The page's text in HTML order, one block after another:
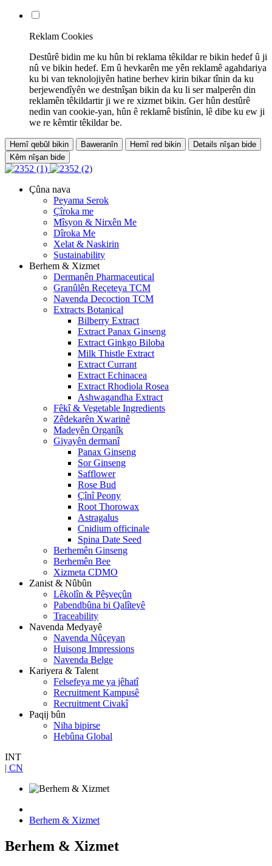
Reklam Cookies
Destûrê bidin me ku hûn bi reklama têkildar re bikin hedef û ji
nû ve bikin hedef. Em û hevkarên me yên reklamê agahdariya
ku bi van teknolojiyên hatine berhev kirin bikar tînin da ku
berjewendîyên we destnîşan bikin da ku li ser malperên din
reklamên têkildartir ji we re xizmet bikin. Ger hûn destûrê
nedin van cookie-yan, hûn ê reklamê bistînin, lê dibe ku ew ji
we re kêmtir têkildar be.
Hemî qebûl bikin Baweranîn Hemî red bikin
Details nîşan bide
Kêm nîşan bide
Çûna nava
Peyama Serok
Çîroka me
Mîsyon & Nirxên Me
Dîroka Me
Xelat & Naskirin
Sustainability
Berhem & Xizmet
Dermanên Pharmaceutical
Granûlên Reçeteya TCM
Navenda Decoction TCM
Extracts Botanical
Bilberry Extract
Extract Panax Ginseng
Extract Ginkgo Biloba
Milk Thistle Extract
Extract Currant
Extract Echinacea
Extract Rhodiola Rosea
Ashwagandha Extract
Fêkî & Vegetable Ingredients
Zêdekarên Xwarinê
Madeyên Organîk
Giyayên dermanî
Panax Ginseng
Sor Ginseng
Safflower
Rose Bud
Çînî Peony
Root Thorowax
Astragalus
Cnidium officinale
Spina Date Seed
Berhemên Ginseng
Berhemên Bee
Xizmeta CDMO
Zanist & Nûbûn
Lêkolîn & Pêşveçûn
Pabendbûna bi Qalîteyê
Traceability
Navenda Medyayê
Navenda Nûçeyan
Huisong Impressions
Navenda Belge
Kariyera & Talent
Felsefeya me ya jêhatî
Recruitment Kampusê
Recruitment Civakî
Paqij bûn
Niha bipirse
Hebûna Global
INT
| CN
Berhem & Xizmet
Berhem & Xizmet